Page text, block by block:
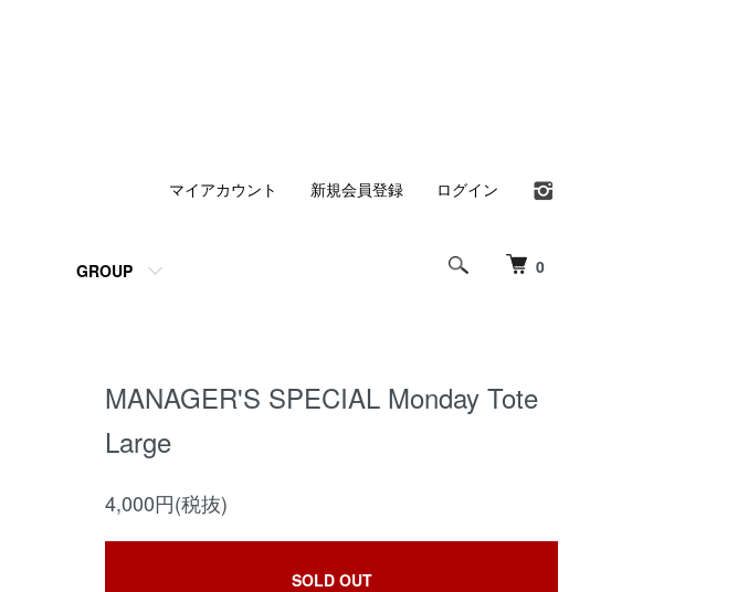
0
GROUP
マイアカウント 新規会員登録 ログイン
MANAGER'S SPECIAL Monday Tote
Large
4,000円(税抜)
SOLD OUT